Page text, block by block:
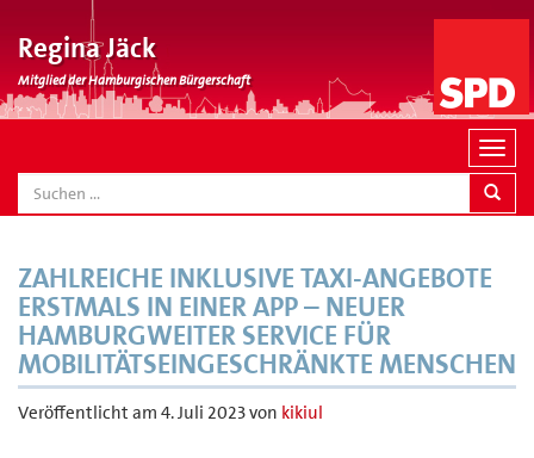
Regina Jäck
Mitglied der Hamburgischen Bürgerschaft
N
a
v
a
o
SEARCH
ZAHLREICHE INKLUSIVE TAXI-ANGEBOTE
ERSTMALS IN EINER APP – NEUER
HAMBURGWEITER SERVICE FÜR
MOBILITÄTSEINGESCHRÄNKTE MENSCHEN
Veröffentlicht am 4. Juli 2023von kikiul